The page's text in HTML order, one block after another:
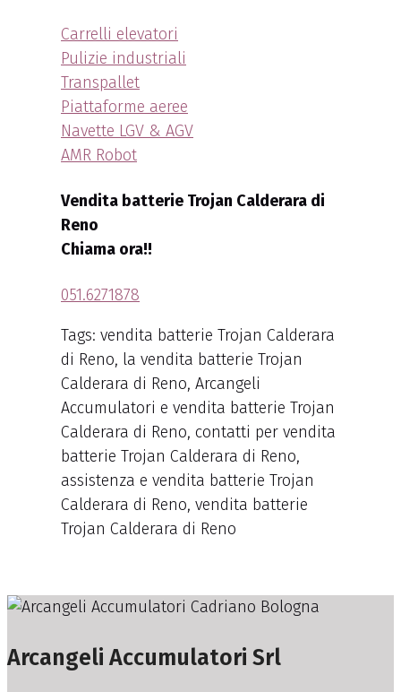
Carrelli elevatori
Pulizie industriali
Transpallet
Piattaforme aeree
Navette LGV & AGV
AMR Robot
Vendita batterie Trojan Calderara di
Reno
Chiama ora!!
051.6271878
Tags: vendita batterie Trojan Calderara
di Reno, la vendita batterie Trojan
Calderara di Reno, Arcangeli
Accumulatori e vendita batterie Trojan
Calderara di Reno, contatti per vendita
batterie Trojan Calderara di Reno,
assistenza e vendita batterie Trojan
Calderara di Reno, vendita batterie
Trojan Calderara di Reno
Arcangeli Accumulatori Srl